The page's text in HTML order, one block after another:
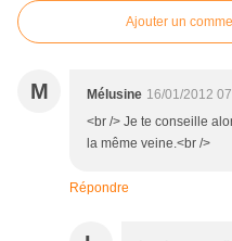
Ajouter un
M Mélusine 16/01/2012
<br /> Je te conseille
la même veine.<br />
Répondre